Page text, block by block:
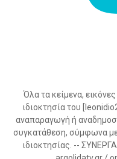
Όλα τα κείμενα,
ιδιοκτησία του
αναπαραγωγή ή
συγκατάθεση, σύμφωνα
ιδιοκτησίας. --